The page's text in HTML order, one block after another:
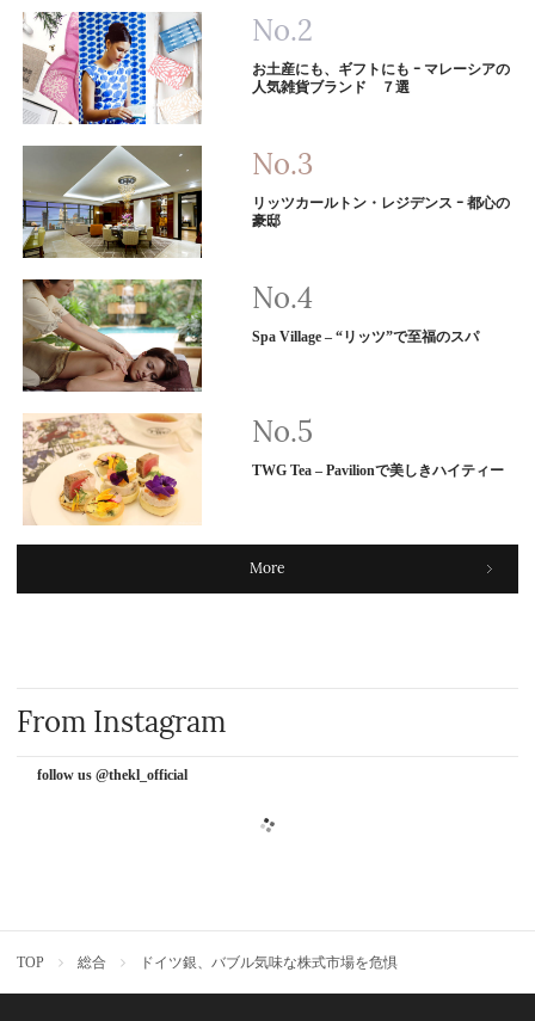
お土産にも、ギフトにも ｰ マレーシアの
人気雑貨ブランド ７選
リッツカールトン・レジデンス ｰ 都心の
豪邸
Spa Village – “リッツ”で至福のスパ
TWG Tea – Pavilionで美しきハイティー
More
From Instagram
follow us @thekl_official
TOP 総合 ドイツ銀、バブル気味な株式市場を危惧